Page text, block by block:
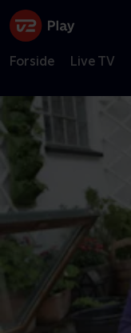
Forside Live TV